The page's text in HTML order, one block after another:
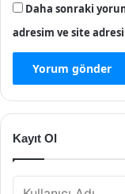
Daha sonraki
adresim ve site
Kayıt Ol